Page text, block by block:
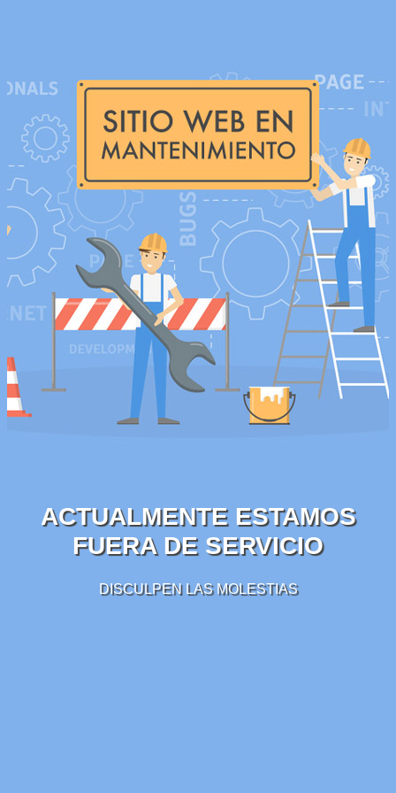
ACTUALMENTE ESTAMOS
FUERA DE SERVICIO
DISCULPEN LAS MOLESTIAS